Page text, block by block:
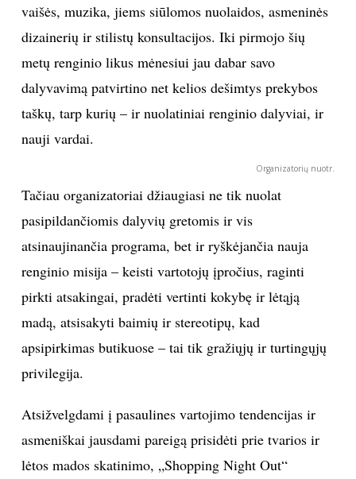
SPORTAS
FOTOGRAFIJA
MENAS
ĮDOMYBĖS
ISTORIJA
KNYGOS
INTERJERAS
VIRTUVĖ
vaišės, muzika, jiems siūlomos nuolaidos, asmeninės
dizainerių ir stilistų konsultacijos. Iki pirmojo šių
metų renginio likus mėnesiui jau dabar savo
dalyvavimą patvirtino net kelios dešimtys prekybos
taškų, tarp kurių – ir nuolatiniai renginio dalyviai, ir
nauji vardai.
Organizatorių nuotr.
Tačiau organizatoriai džiaugiasi ne tik nuolat
pasipildančiomis dalyvių gretomis ir vis
atsinaujinančia programa, bet ir ryškėjančia nauja
renginio misija – keisti vartotojų įpročius, raginti
pirkti atsakingai, pradėti vertinti kokybę ir lėtąją
madą, atsisakyti baimių ir stereotipų, kad
apsipirkimas butikuose – tai tik gražiųjų ir turtingųjų
privilegija.
Atsižvelgdami į pasaulines vartojimo tendencijas ir
asmeniškai jausdami pareigą prisidėti prie tvarios ir
lėtos mados skatinimo, „Shopping Night Out“